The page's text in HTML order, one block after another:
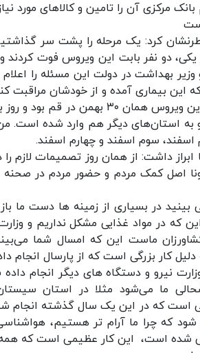
مرکزی آن را تامین و کالاهای مورد
کرد: یک مرحله را پشت سر
خبردار شدیم و وزیر بهداشت در دولت این مسئله
این بیماری آمده و از خودشان مراقبت
رییس ستاد ملی مقابله با کرونا ادامه داد:
به استان‌های دیگر هم وارد شده است.
سوم اسفند و چهارم اسفند.
ابراز داشت: از همان روز تصمیمات لازم
اصل کمک مردم و حضور مردم در
در بسیاری از زمینه ها دست ما
که در مواد غذایی مشکل نداریم و
ماست این که امسال شما
کار بزرگی است که از پارسال انجام
نیرو و دستگاه های دیگر انجام
ما می‌شود مثلا در استان سیستان
است که در این یک سال گذشته انجام
شود که چرا ما آرام تر هستیم،
شده است، این کار عظیمی است که